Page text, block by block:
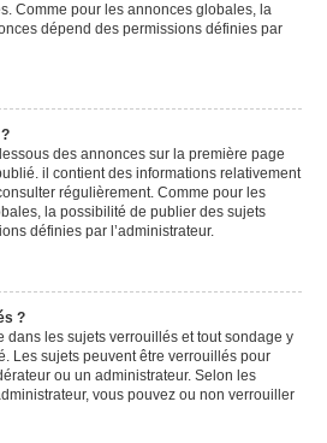
Comme pour les annonces globales, la
dépend des permissions définies par
des annonces sur la première page
il contient des informations relativement
régulièrement. Comme pour les
la possibilité de publier des sujets
définies par l’administrateur.
?
dans les sujets verrouillés et tout sondage y
Les sujets peuvent être verrouillés pour
ou un administrateur. Selon les
vous pouvez ou non verrouiller